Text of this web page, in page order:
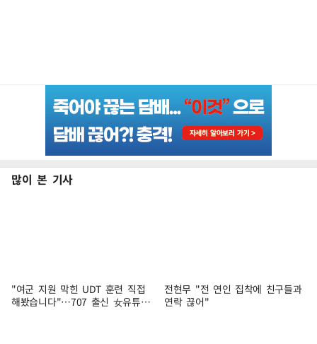
많이 본 기사
"여군 지원 막힌 UDT 훈련 직접
해봤습니다"…707 출신 女유튜버
전현무 "전 연인 집착에 친구들과
연락 끊어"